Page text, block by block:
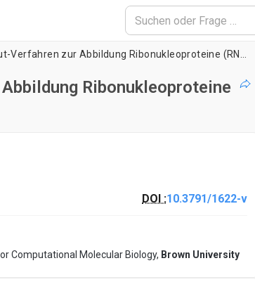
Ribonukleoproteine
DOI :10.3791/1622-v
Computational Molecular Biology, Brown University